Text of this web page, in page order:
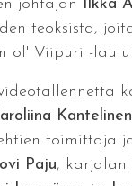
johtajan Ilkka
teoksista,
ol' Viipuri -
Kantelinen
toimittaja
Paju, karjalan